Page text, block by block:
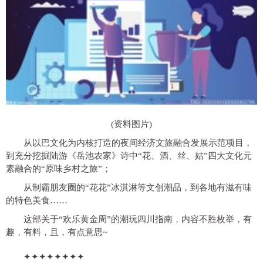
(资料图片)
从以巴文化为内核打造的夜间经济文旅融合发展示范项目，
到充分挖掘陆游《岳池农家》诗中“花、酒、丝、姑”四大文化元
素融合的“原味乡村之旅”；
从制霸朋友圈的“花花”冰淇淋等文创潮品，到各地有滋有味
的特色美食……
这部关于“欢乐黄金周”的潮玩四川指南，内容不胜枚举，有
趣，有料，且，有点意思~
✦✦✦✦✦✦✦✦